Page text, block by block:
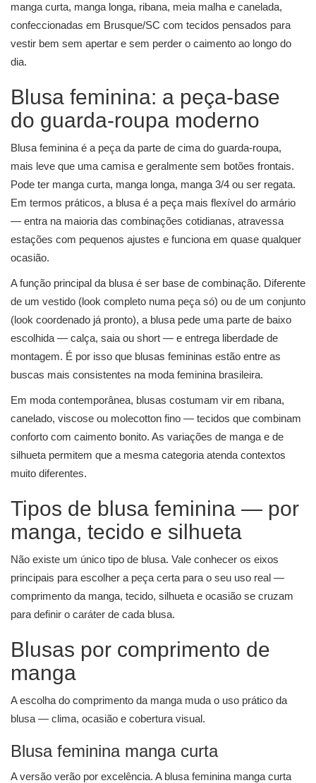
manga curta, manga longa, ribana, meia malha e canelada,
confeccionadas em Brusque/SC com tecidos pensados para
vestir bem sem apertar e sem perder o caimento ao longo do
dia.
Blusa feminina: a peça-base
do guarda-roupa moderno
Blusa feminina é a peça da parte de cima do guarda-roupa,
mais leve que uma camisa e geralmente sem botões frontais.
Pode ter manga curta, manga longa, manga 3/4 ou ser regata.
Em termos práticos, a blusa é a peça mais flexível do armário
— entra na maioria das combinações cotidianas, atravessa
estações com pequenos ajustes e funciona em quase qualquer
ocasião.
A função principal da blusa é ser base de combinação. Diferente
de um vestido (look completo numa peça só) ou de um conjunto
(look coordenado já pronto), a blusa pede uma parte de baixo
escolhida — calça, saia ou short — e entrega liberdade de
montagem. É por isso que blusas femininas estão entre as
buscas mais consistentes na moda feminina brasileira.
Em moda contemporânea, blusas costumam vir em ribana,
canelado, viscose ou molecotton fino — tecidos que combinam
conforto com caimento bonito. As variações de manga e de
silhueta permitem que a mesma categoria atenda contextos
muito diferentes.
Tipos de blusa feminina — por
manga, tecido e silhueta
Não existe um único tipo de blusa. Vale conhecer os eixos
principais para escolher a peça certa para o seu uso real —
comprimento da manga, tecido, silhueta e ocasião se cruzam
para definir o caráter de cada blusa.
Blusas por comprimento de
manga
A escolha do comprimento da manga muda o uso prático da
blusa — clima, ocasião e cobertura visual.
Blusa feminina manga curta
A versão verão por excelência. A blusa feminina manga curta